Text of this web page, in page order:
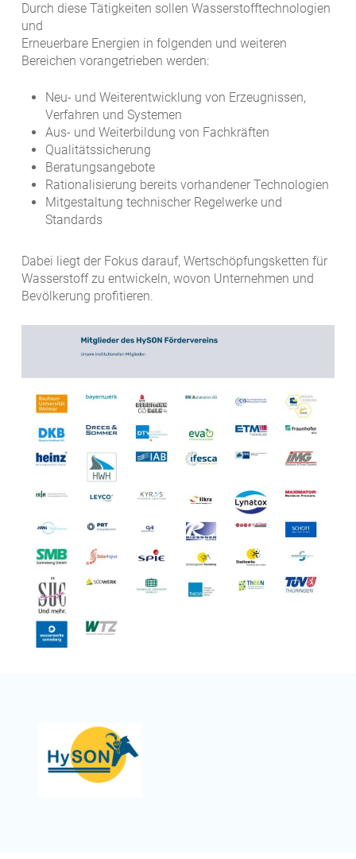
Durch diese Tätigkeiten sollen Wasserstofftechnologien
und
Erneuerbare Energien in folgenden und weiteren
Bereichen vorangetrieben werden:
Neu- und Weiterentwicklung von Erzeugnissen,
Verfahren und Systemen
Aus- und Weiterbildung von Fachkräften
Qualitätssicherung
Beratungsangebote
Rationalisierung bereits vorhandener Technologien
Mitgestaltung technischer Regelwerke und
Standards
Dabei liegt der Fokus darauf, Wertschöpfungsketten für
Wasserstoff zu entwickeln, wovon Unternehmen und
Bevölkerung profitieren.